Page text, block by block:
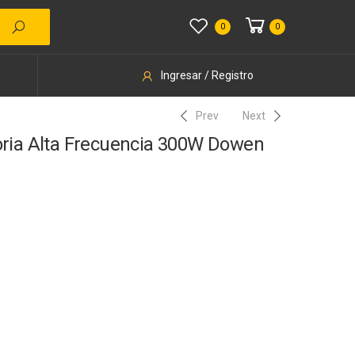
0 0
Ingresar / Registro
Prev Next
Alta Frecuencia 300W Dowen